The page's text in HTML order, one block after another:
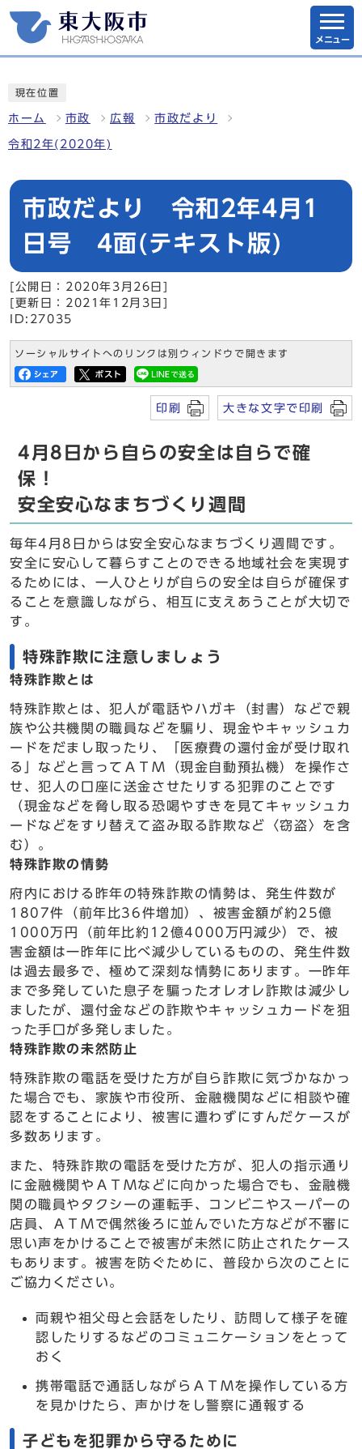
メニュー
現在位置
ホーム 市政 広報 市政だより
令和2年(2020年)
市政だより 令和2年4月1
日号 4面(テキスト版)
[公開日：2020年3月26日]
[更新日：2021年12月3日]
ID:27035
ソーシャルサイトへのリンクは別ウィンドウで開きます
印刷 大きな文字で印刷
4月8日から自らの安全は自らで確
保！
安全安心なまちづくり週間
毎年4月8日からは安全安心なまちづくり週間です。
安全に安心して暮らすことのできる地域社会を実現す
るためには、一人ひとりが自らの安全は自らが確保す
ることを意識しながら、相互に支えあうことが大切で
す。
特殊詐欺に注意しましょう
特殊詐欺とは
特殊詐欺とは、犯人が電話やハガキ（封書）などで親
族や公共機関の職員などを騙り、現金やキャッシュカ
ードをだまし取ったり、「医療費の還付金が受け取れ
る」などと言ってＡＴＭ（現金自動預払機）を操作さ
せ、犯人の口座に送金させたりする犯罪のことです
（現金などを脅し取る恐喝やすきを見てキャッシュカ
ードなどをすり替えて盗み取る詐欺など〈窃盗〉を含
む）。
特殊詐欺の情勢
府内における昨年の特殊詐欺の情勢は、発生件数が
1807件（前年比36件増加）、被害金額が約25億
1000万円（前年比約12億4000万円減少）で、被
害金額は一昨年に比べ減少しているものの、発生件数
は過去最多で、極めて深刻な情勢にあります。一昨年
まで多発していた息子を騙ったオレオレ詐欺は減少し
ましたが、還付金などの詐欺やキャッシュカードを狙
った手口が多発しました。
特殊詐欺の未然防止
特殊詐欺の電話を受けた方が自ら詐欺に気づかなかっ
た場合でも、家族や市役所、金融機関などに相談や確
認をすることにより、被害に遭わずにすんだケースが
多数あります。
また、特殊詐欺の電話を受けた方が、犯人の指示通り
に金融機関やＡＴＭなどに向かった場合でも、金融機
関の職員やタクシーの運転手、コンビニやスーパーの
店員、ＡＴＭで偶然後ろに並んでいた方などが不審に
思い声をかけることで被害が未然に防止されたケース
もあります。被害を防ぐために、普段から次のことに
ご協力ください。
両親や祖父母と会話をしたり、訪問して様子を確
認したりするなどのコミュニケーションをとって
おく
携帯電話で通話しながらＡＴＭを操作している方
を見かけたら、声かけをし警察に通報する
子どもを犯罪から守るために